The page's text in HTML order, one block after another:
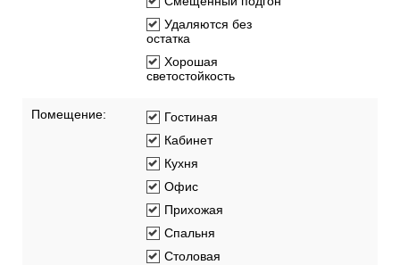
Удаляются без
остатка
Хорошая
светостойкость
Помещение:
Гостиная
Кабинет
Кухня
Офис
Прихожая
Спальня
Столовая